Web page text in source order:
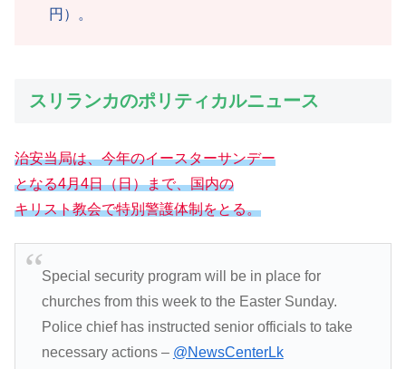
円）。
スリランカのポリティカルニュース
治安当局は、今年のイースターサンデー
となる4月4日（日）まで、国内の
キリスト教会で特別警護体制をとる。
Special security program will be in place for
churches from this week to the Easter Sunday.
Police chief has instructed senior officials to take
necessary actions – @NewsCenterLk